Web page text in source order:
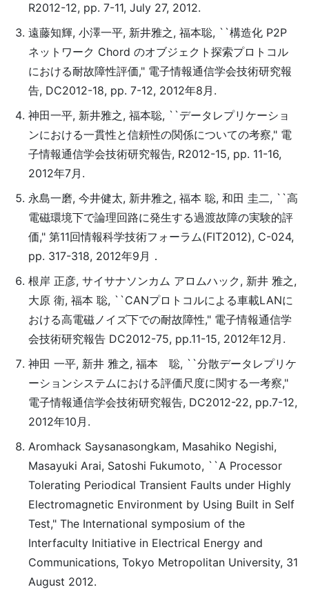
R2012-12, pp. 7-11, July 27, 2012.
遠藤知輝, 小澤一平, 新​井​雅​之, 福本聡, ``構造化 P2P
ネットワーク Chord のオブジェクト探索プロトコル
における耐故障性評価," 電子情報通信学会技術研究報
告, DC2012-18, pp. 7-12, 2012年8月.
神田一平, 新井雅之, 福本聡, ``データレプリケーショ
ンにおける一貫性と信頼性の関係についての考察," 電
子情報通信学会技術研究報告, R2012-15, pp. 11-16,
2012年7月.
永島一磨, 今井健太, 新井雅之, 福本 聡, 和田 圭二, ``高
電磁環境下で論理回路に発生する過渡故障の実験的評
価," 第11回情報科学技術フォーラム(FIT2012), C-024,
pp. 317-318, 2012年9月．
根岸 正彦, サイサナソンカム アロムハック, 新井 雅之,
大原 衛, 福本 聡, ``CANプロトコルによる車載LANに
おける高電磁ノイズ下での耐故障性," 電子情報通信学
会技術研究報告 DC2012-75, pp.11-15, 2012年12月.
神田 一平, 新井 雅之, 福本 聡, ``分散データレプリケ
ーションシステムにおける評価尺度に関する一考察,"
電子情報通信学会技術研究報告, DC2012-22, pp.7-12,
2012年10月.
Aromhack Saysanasongkam, Masahiko Negishi,
Masayuki Arai, Satoshi Fukumoto, ``A Processor
Tolerating Periodical Transient Faults under Highly
Electromagnetic Environment by Using Built in Self
Test," The International symposium of the
Interfaculty Initiative in Electrical Energy and
Communications, Tokyo Metropolitan University, 31
August 2012.